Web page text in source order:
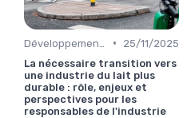
•
25/11/2025
La nécessaire transition vers
une industrie du lait plus
durable : rôle, enjeux et
perspectives pour les
responsables de l'industrie